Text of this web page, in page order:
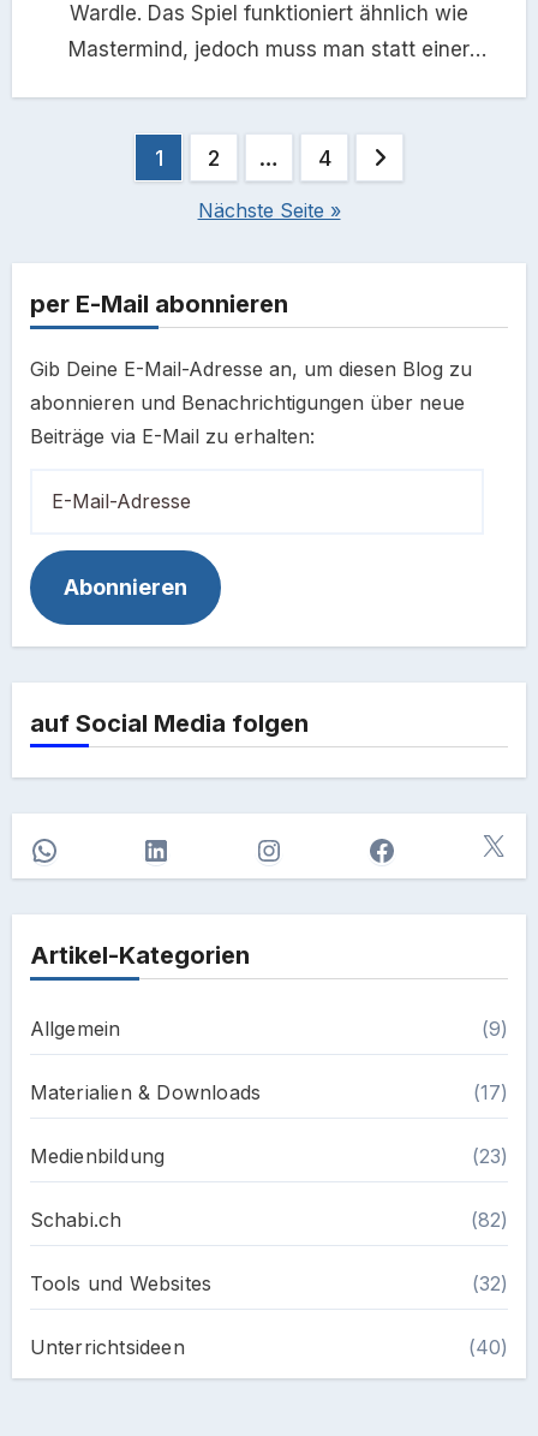
Wardle. Das Spiel funktioniert ähnlich wie
Mastermind, jedoch muss man statt einer
Seitennummerierung
Beiträge
1 2 … 4
Nächste Seite »
per E-Mail abonnieren
Gib Deine E-Mail-Adresse an, um diesen Blog zu
abonnieren und Benachrichtigungen über neue
Beiträge via E-Mail zu erhalten:
Adresse
Abonnieren
auf Social Media folgen
WhatsAppLinkedIn InstagramFacebook
X
Artikel-Kategorien
Allgemein (9)
Materialien & Downloads (17)
Medienbildung (23)
Schabi.ch (82)
Tools und Websites (32)
Unterrichtsideen (40)